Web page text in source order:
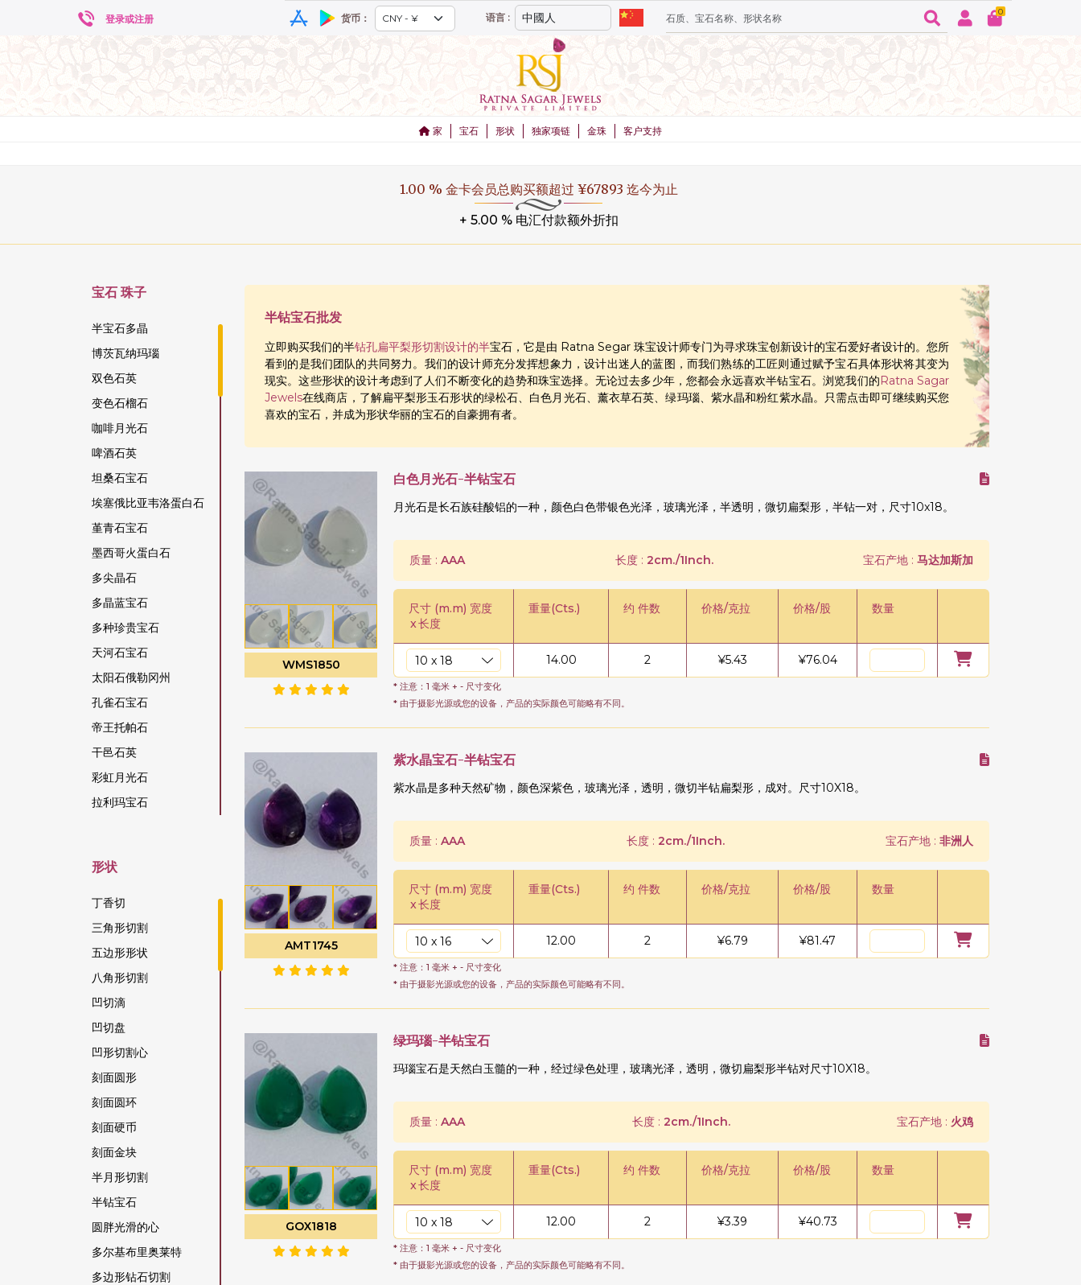
登录或注册 货币： 语言 : 0
家 宝石 形状 独家项链 金珠 客户支持
1.00 % 金卡会员总购买额超过 ¥67893 迄今为止
+ 5.00 % 电汇付款额外折扣
宝石 珠子
半宝石多晶
博茨瓦纳玛瑙
双色石英
变色石榴石
咖啡月光石
啤酒石英
坦桑石宝石
埃塞俄比亚韦洛蛋白石
堇青石宝石
墨西哥火蛋白石
多尖晶石
多晶蓝宝石
多种珍贵宝石
天河石宝石
太阳石俄勒冈州
孔雀石宝石
帝王托帕石
干邑石英
彩虹月光石
拉利玛宝石
方柱石宝石
方钠石宝石
日光石宝石
松吉亚蓝宝石
柑橘石榴石
染色红宝石
柠檬石英
桃色月光石
棕锆石
橄榄石宝石
橄榄石英
橙色月光石
水晶宝石
沙弗莱石宝石
海军蓝玉髓
海蓝宝石
海蓝玉髓
形状
丁香切
三角形切割
五边形形状
八角形切割
凹切滴
凹切盘
凹形切割心
刻面圆形
刻面圆环
刻面硬币
刻面金块
半月形切割
半钻宝石
圆胖光滑的心
多尔基布里奥莱特
多边形钻石切割
半钻宝石批发
立即购买我们的半钻孔扁平梨形切割设计的半宝石，它是由 Ratna Segar 珠宝设计师专门为寻求珠宝创新设计的宝石爱好者设计的。您所
看到的是我们团队的共同努力。我们的设计师充分发挥想象力，设计出迷人的蓝图，而我们熟练的工匠则通过赋予宝石具体形状将其变为
现实。这些形状的设计考虑到了人们不断变化的趋势和珠宝选择。无论过去多少年，您都会永远喜欢半钻宝石。浏览我们的Ratna Sagar
Jewels在线商店，了解扁平梨形玉石形状的绿松石、白色月光石、薰衣草石英、绿玛瑙、紫水晶和粉红紫水晶。只需点击即可继续购买您
喜欢的宝石，并成为形状华丽的宝石的自豪拥有者。
WMS1850
白色月光石-半钻宝石
月光石是长石族硅酸铝的一种，颜色白色带银色光泽，玻璃光泽，半透明，微切扁梨形，半钻一对，尺寸10x18。
质量 : AAA 长度 : 2cm./1Inch. 宝石产地 : 马达加斯加
尺寸 (m.m) 宽度
x长度
重量(Cts.) 约 件数 价格/克拉 价格/股 数量
14.00 2 ¥5.43 ¥76.04
* 注意：1 毫米 + - 尺寸变化
* 由于摄影光源或您的设备，产品的实际颜色可能略有不同。
AMT1745
紫水晶宝石-半钻宝石
紫水晶是多种天然矿物，颜色深紫色，玻璃光泽，透明，微切半钻扁梨形，成对。尺寸10X18。
质量 : AAA 长度 : 2cm./1Inch. 宝石产地 : 非洲人
尺寸 (m.m) 宽度
x长度
重量(Cts.) 约 件数 价格/克拉 价格/股 数量
12.00 2 ¥6.79 ¥81.47
* 注意：1 毫米 + - 尺寸变化
* 由于摄影光源或您的设备，产品的实际颜色可能略有不同。
GOX1818
绿玛瑙-半钻宝石
玛瑙宝石是天然白玉髓的一种，经过绿色处理，玻璃光泽，透明，微切扁梨形半钻对尺寸10X18。
质量 : AAA 长度 : 2cm./1Inch. 宝石产地 : 火鸡
尺寸 (m.m) 宽度
x长度
重量(Cts.) 约 件数 价格/克拉 价格/股 数量
12.00 2 ¥3.39 ¥40.73
* 注意：1 毫米 + - 尺寸变化
* 由于摄影光源或您的设备，产品的实际颜色可能略有不同。